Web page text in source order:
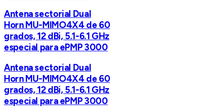
Antena sectorial Dual
Horn MU-MIMO4X4 de 60
grados, 12 dBi, 5.1-6.1 GHz
especial para ePMP 3000
Antena sectorial Dual
Horn MU-MIMO4X4 de 60
grados, 12 dBi, 5.1-6.1 GHz
especial para ePMP 3000